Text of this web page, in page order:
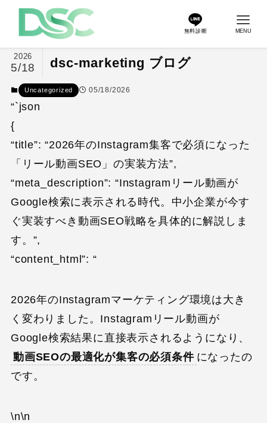
無料診断 MENU
dsc-marketing ブログ
2026
5/18
Uncategorized 05/18/2026
“`json
{
“title”: “2026年のInstagram集客で必須になった
「リール動画SEO」の実装方法”,
“meta_description”: “Instagramリール動画が
Google検索に表示される時代。中小企業が今す
ぐ実装すべき動画SEO戦略を具体的に解説しま
す。”,
“content_html”: “
2026年のInstagramマーケティング環境は大き
く変わりました。Instagramリール動画が
Google検索結果に直接表示されるようになり、
動画SEOの最適化が集客の必須条件 になったの
です。
\n\n